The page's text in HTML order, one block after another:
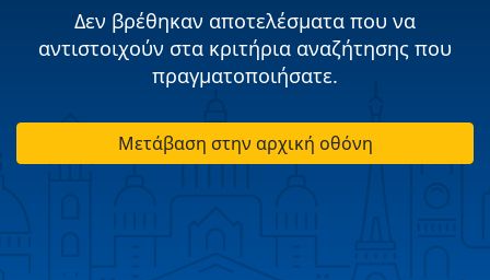
Δεν βρέθηκαν αποτελέσματα που να
αντιστοιχούν στα κριτήρια αναζήτησης που
πραγματοποιήσατε.
Μετάβαση στην αρχική οθόνη